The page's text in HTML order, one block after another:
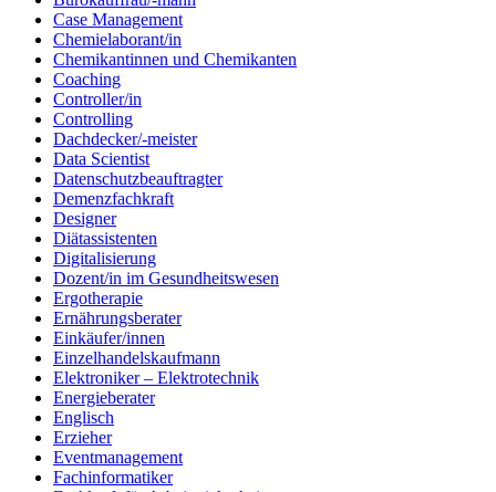
Case Management
Chemielaborant/in
Chemikantinnen und Chemikanten
Coaching
Controller/in
Controlling
Dachdecker/-meister
Data Scientist
Datenschutzbeauftragter
Demenzfachkraft
Designer
Diätassistenten
Digitalisierung
Dozent/in im Gesundheitswesen
Ergotherapie
Ernährungsberater
Einkäufer/innen
Einzelhandelskaufmann
Elektroniker – Elektrotechnik
Energieberater
Englisch
Erzieher
Eventmanagement
Fachinformatiker